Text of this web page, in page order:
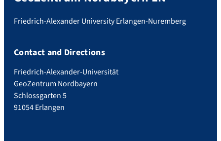
Friedrich-Alexander University Erlangen-Nuremberg
Contact and Directions
Friedrich-Alexander-Universität
GeoZentrum Nordbayern
Schlossgarten 5
91054 Erlangen